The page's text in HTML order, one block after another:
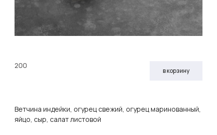
200
в корзину
Ветчина индейки, огурец свежий, огурец маринованный,
яйцо, сыр, салат листовой